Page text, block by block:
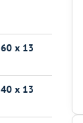
x 13
x 13